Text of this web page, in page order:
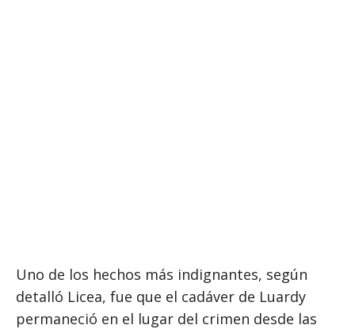
Uno de los hechos más indignantes, según
detalló Licea, fue que el cadáver de Luardy
permaneció en el lugar del crimen desde las